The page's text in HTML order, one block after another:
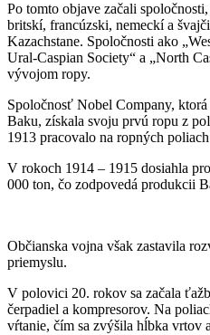
Po tomto objave začali
britskí, francúzski, nemeckí a
Kazachstane. Spoločnosti ako
Ural-Caspian Society“ a „North
vývojom ropy.
Spoločnosť Nobel Company,
Baku, získala svoju prvú ropu z
1913 pracovalo na ropných
V rokoch 1914 – 1915 dosiahla
000 ton, čo zodpovedá produkcii
Občianska vojna však zastavila
priemyslu.
V polovici 20. rokov sa začala
čerpadiel a kompresorov. Na
vŕtanie, čím sa zvýšila hĺbka vrtov